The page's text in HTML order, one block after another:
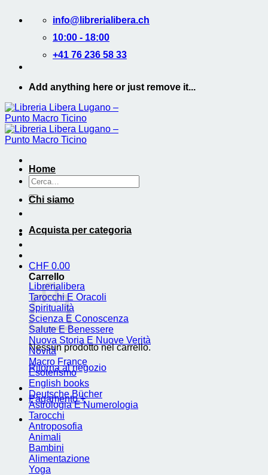
contenuti
info@librerialibera.ch
10:00 - 18:00
+41 76 236 58 33
Add anything here or just remove it...
Cerca:
CHF 0.00
Carrello
Nessun prodotto nel carrello.
Ritorna al negozio
Pagamento +
Home
Chi siamo
Acquista per categoria
Librerialibera
Tarocchi E Oracoli
Spiritualità
Scienza E Conoscenza
Salute E Benessere
Nuova Storia E Nuove Verità
Novità
Macro France
Esoterismo
English books
Deutsche Bücher
Astrologia E Numerologia
Tarocchi
Antroposofia
Animali
Bambini
Alimentazione
Yoga